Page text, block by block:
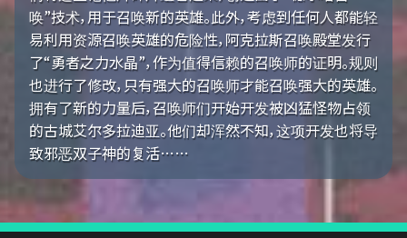
唤”技术，用于召唤新的英雄。此外，考虑到任何人都能轻
易利用资源召唤英雄的危险性，阿克拉斯召唤殿堂发行
了“勇者之力水晶”，作为值得信赖的召唤师的证明。规则
也进行了修改，只有强大的召唤师才能召唤强大的英雄。
拥有了新的力量后，召唤师们开始开发被凶猛怪物占领
的古城艾尔多拉迪亚。他们却浑然不知，这项开发也将导
致邪恶双子神的复活……